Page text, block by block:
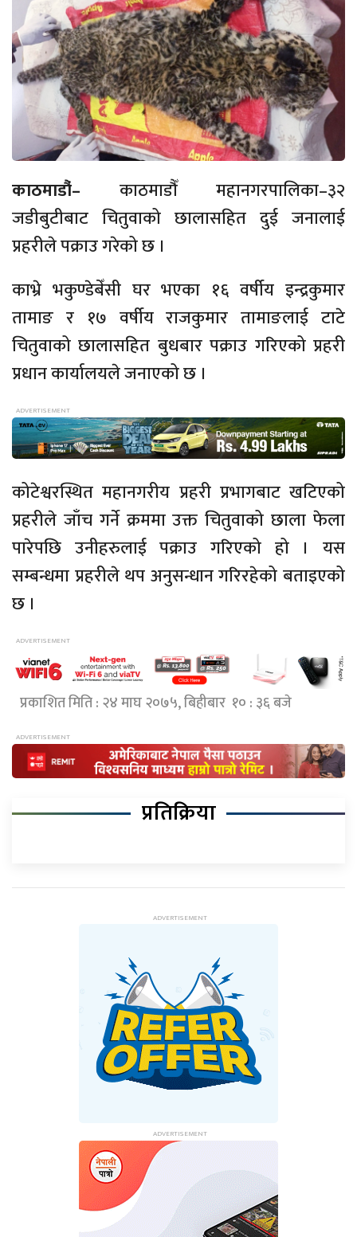
काठमाडाै‌ं– काठमाडौँ महानगरपालिका–३२
जडीबुटीबाट चितुवाको छालासहित दुई जनालाई
प्रहरीले पक्राउ गरेको छ ।
काभ्रे भकुण्डेबेँसी घर भएका १६ वर्षीय इन्द्रकुमार
तामाङ र १७ वर्षीय राजकुमार तामाङलाई टाटे
चितुवाको छालासहित बुधबार पक्राउ गरिएको प्रहरी
प्रधान कार्यालयले जनाएको छ ।
कोटेश्वरस्थित महानगरीय प्रहरी प्रभागबाट खटिएको
प्रहरीले जाँच गर्ने क्रममा उक्त चितुवाको छाला फेला
पारेपछि उनीहरुलाई पक्राउ गरिएको हो । यस
सम्बन्धमा प्रहरीले थप अनुसन्धान गरिरहेको बताइएको
छ ।
प्रकाशित मिति : २४ माघ २०७५, बिहीबार १० : ३६ बजे
प्रतिक्रिया